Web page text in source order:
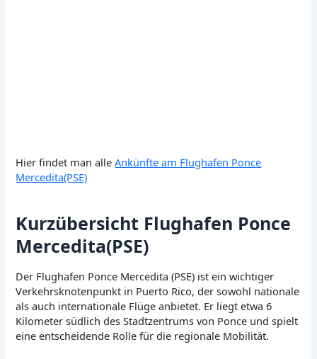
Hier findet man alleAnkünfte am Flughafen Ponce
Mercedita(PSE)
Kurzübersicht Flughafen Ponce
Mercedita(PSE)
Der Flughafen Ponce Mercedita (PSE) ist ein wichtiger
Verkehrsknotenpunkt in Puerto Rico, der sowohl nationale
als auch internationale Flüge anbietet. Er liegt etwa 6
Kilometer südlich des Stadtzentrums von Ponce und spielt
eine entscheidende Rolle für die regionale Mobilität.